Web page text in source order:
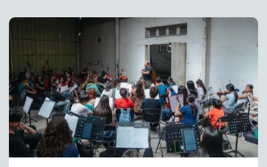
CASTING TVN VERTICAL
TVN VERTICAL
TVN PLAY
PROGRAMAS
TELESERIES
Artículos relacionados con Viena